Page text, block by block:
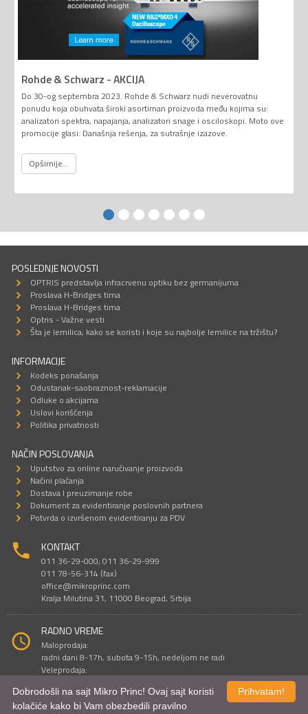
Rohde & Schwarz - AKCIJA
Do 30-og septembra 2023. Rohde & Schwarz nudi neverovatnu
ponudu koja obuhvata široki asortiman proizvoda među kojima su:
analizatori spektra, napajanja, analizatori snage i osciloskopi. Moto ove
promocije glasi: Današnja rešenja, za sutrašnje izazove.
Opširnije...
POSLEDNJE NOVOSTI
OPTRIS predstavlja infracrvenu optiku bez germanijuma
Proslava H-Bridges tima
Proslava H-Bridges tima
Optris - Važne vesti
Šta je lemilica, kako se koristi i koje su najbolje lemilice na tržištu?
INFORMACIJE
Kodeks ponašanja
Odustanak-saobraznost-reklamacije
Odluke o akcijama
Uslovi korišćenja
Politika privatnosti
NAČIN POSLOVANJA
Uputstvo za online naručivanje proizvoda
Načini plaćanja
Dostava I preuzimanje robe
Dokument za evidentiranje poslovnih partnera
Potvrda o izvršenom evidentiranju za PDV
KONTAKT
011 36-29-000; 011 36-29-999
011 78-56-314 (fax)
office@mikroprinc.com
Kralja Milutina 31, 11000 Beograd, Srbija
RADNO VREME
Maloprodaja:
radni dani 8-17h, subota 9-15h, nedeljom ne radi
Veleprodaja:
Prihvatam!
Dobrodošli na sajt Mikro Princ! Ovaj sajt koristi
kolačiće kako bi Vam obezbedili pravilno